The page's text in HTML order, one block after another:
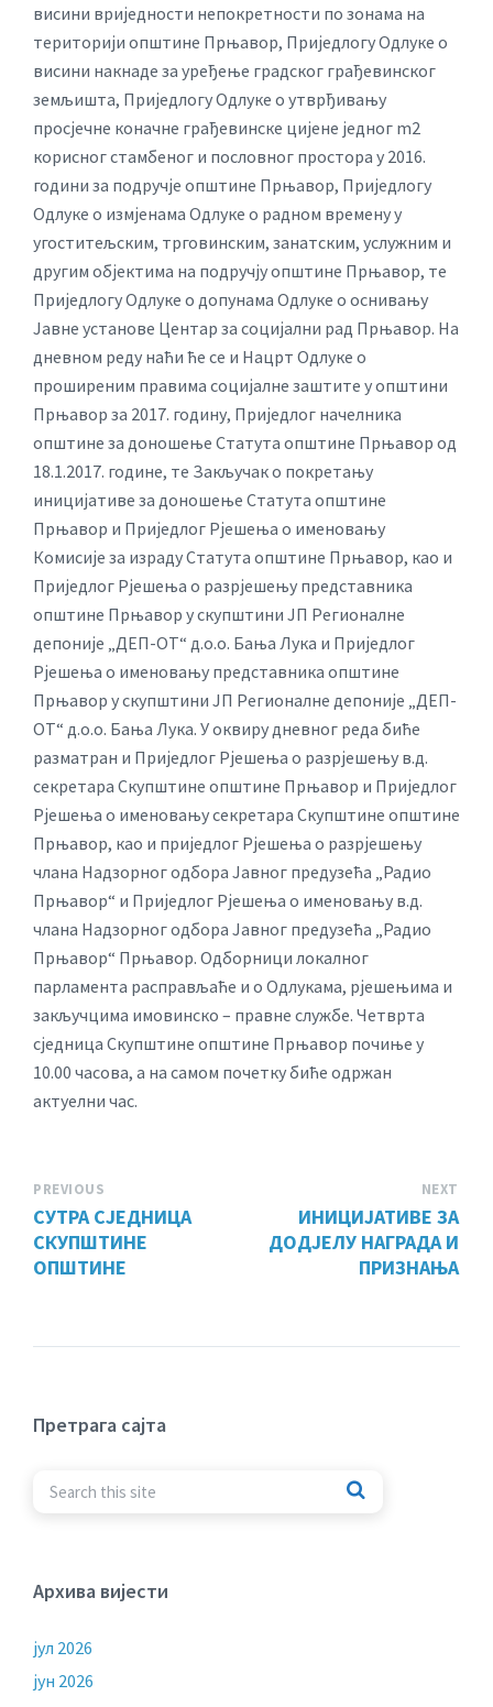
висини вриједности непокретности по зонама на
територији општине Прњавор, Приједлогу Одлуке о
висини накнаде за уређење градског грађевинског
земљишта, Приједлогу Одлуке о утврђивању
просјечне коначне грађевинске цијене једног m2
корисног стамбеног и пословног простора у 2016.
години за подручје општине Прњавор, Приједлогу
Одлуке о измјенама Одлуке о радном времену у
угоститељским, трговинским, занатским, услужним и
другим објектима на подручју општине Прњавор, те
Приједлогу Одлуке о допунама Одлуке о оснивању
Јавне установе Центар за социјални рад Прњавор. На
дневном реду наћи ће се и Нацрт Одлуке о
проширеним правима социјалне заштите у општини
Прњавор за 2017. годину, Приједлог начелника
општине за доношење Статута општине Прњавор од
18.1.2017. године, те Закључак о покретању
иницијативе за доношење Статута општине
Прњавор и Приједлог Рјешења о именовању
Комисије за израду Статута општине Прњавор, као и
Приједлог Рјешења о разрјешењу представника
општине Прњавор у скупштини ЈП Регионалне
депоније „ДЕП-ОТ“ д.о.о. Бања Лука и Приједлог
Рјешења о именовању представника општине
Прњавор у скупштини ЈП Регионалне депоније „ДЕП-
ОТ“ д.о.о. Бања Лука. У оквиру дневног реда биће
разматран и Приједлог Рјешења о разрјешењу в.д.
секретара Скупштине општине Прњавор и Приједлог
Рјешења о именовању секретара Скупштине општине
Прњавор, као и приједлог Рјешења о разрјешењу
члана Надзорног одбора Јавног предузећа „Радио
Прњавор“ и Приједлог Рјешења о именовању в.д.
члана Надзорног одбора Јавног предузећа „Радио
Прњавор“ Прњавор. Одборници локалног
парламента расправљаће и о Одлукама, рјешењима и
закључцима имовинско – правне службе. Четврта
сједница Скупштине општине Прњавор почиње у
10.00 часова, а на самом почетку биће одржан
актуелни час.
PREVIOUS
СУТРА СЈЕДНИЦА
СКУПШТИНЕ
ОПШТИНЕ
NEXT
ИНИЦИЈАТИВЕ ЗА
ДОДЈЕЛУ НАГРАДА И
ПРИЗНАЊА
Претрага сајта
Архива вијести
јул 2026
јун 2026